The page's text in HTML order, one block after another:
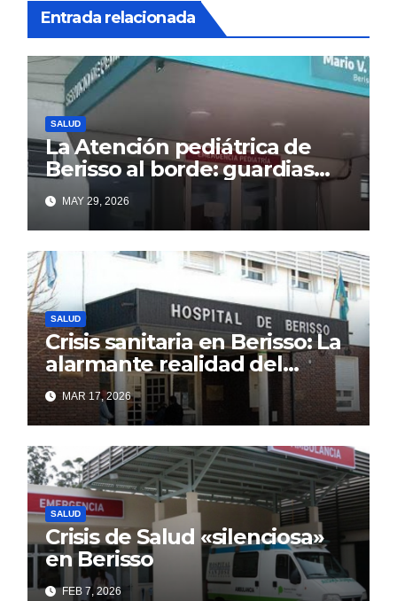
Entrada relacionada
SALUD
La Atención pediátrica de
Berisso al borde: guardias
saturadas por la alta
demanda
MAY 29, 2026
SALUD
Crisis sanitaria en Berisso: La
alarmante realidad del
Hospital Larraín que el
discurso oficial intenta
ocultar
MAR 17, 2026
SALUD
Crisis de Salud «silenciosa»
en Berisso
FEB 7, 2026